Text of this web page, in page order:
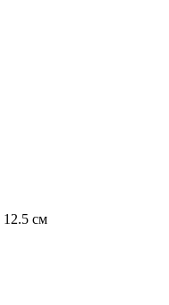
12.5 см